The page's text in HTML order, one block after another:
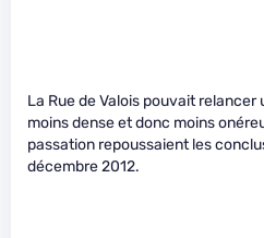
La Rue de Valois pouvait
moins dense et donc moins
passation repoussaient les
décembre 2012.